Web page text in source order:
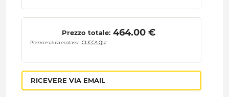
Prezzo totale: 464.00 €
Prezzo esclusa ecotassa. CLICCA QUI
RICEVERE VIA EMAIL